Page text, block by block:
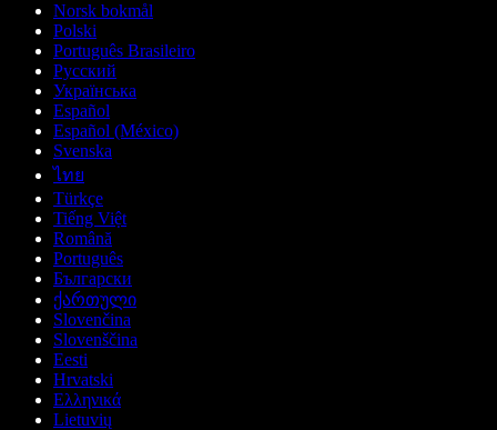
Norsk bokmål
Polski
Português Brasileiro
Русский
Українська
Español
Español (México)
Svenska
ไทย
Türkçe
Tiếng Việt
Română
Português
Български
ქართული
Slovenčina
Slovenščina
Eesti
Hrvatski
Ελληνικά
Lietuvių